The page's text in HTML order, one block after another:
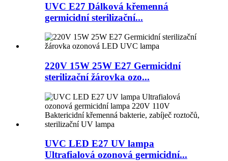
UVC E27 Dálková křemenná
germicidní sterilizační...
220V 15W 25W E27 Germicidní
sterilizační žárovka ozo...
UVC LED E27 UV lampa
Ultrafialová ozonová germicidní...